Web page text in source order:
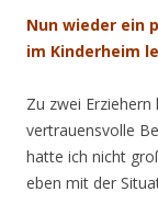
Nun wieder ein
im Kinderheim
Zu zwei
vertrauensvolle
hatte ich nicht
eben mit der